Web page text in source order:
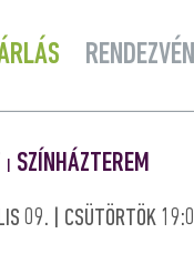
SZÍNHÁZTEREM
09. | CSÜTÖRTÖK